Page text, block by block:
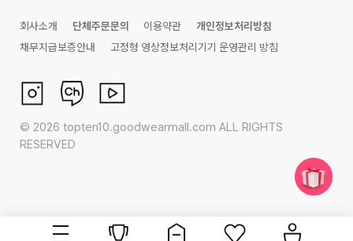
회사소개 단체주문문의 이용약관
개인정보처리방침
채무지급보증안내
고정형 영상정보처리기기 운영관리 방침
© 2026 topten10.goodwearmall.com ALL RIGHTS
RESERVED